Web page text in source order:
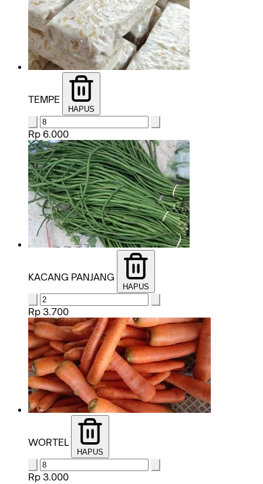
TEMPE
HAPUS
Rp 6.000
KACANG PANJANG
HAPUS
Rp 3.700
WORTEL
HAPUS
Rp 3.000